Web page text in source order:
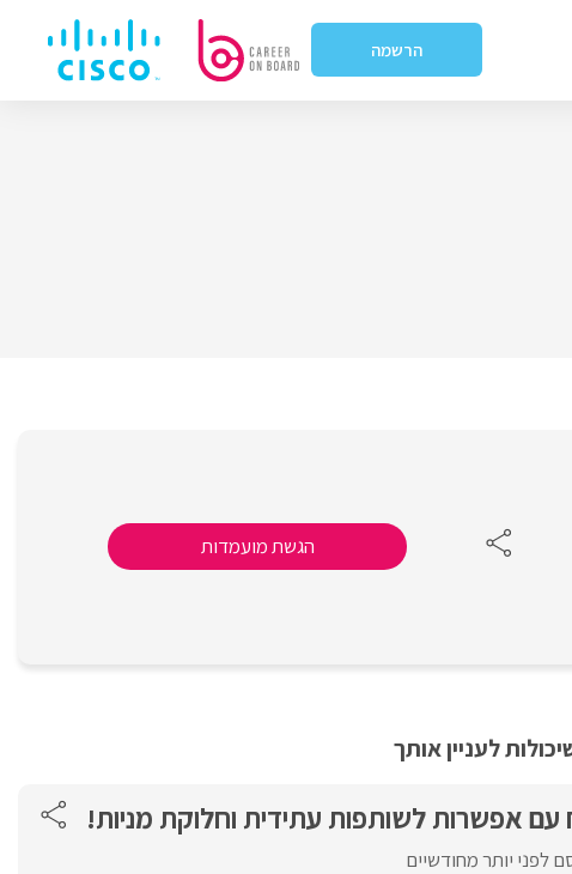
הרשמה
הגשת מועמדות
לעניין אותך
עם אפשרות לשותפות עתידית וחלוקת מניות!
לפני יותר מחודשיים